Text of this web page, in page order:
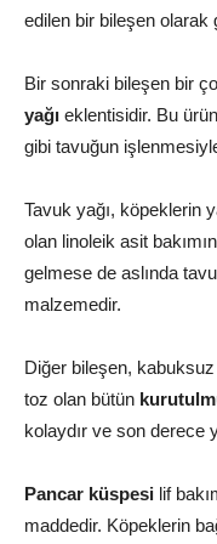
edilen bir bileşen olarak
Bir sonraki bileşen bir
yağı eklentisidir. Bu
gibi tavuğun
Tavuk yağı, köpeklerin
olan linoleik asit
gelmese de aslında
malzemedir.
Diğer bileşen,
toz olan bütün
kolaydır ve son derece
Pancar küspesi lif
maddedir. Köpeklerin